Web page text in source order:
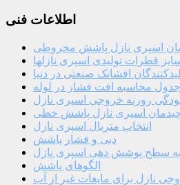
اطلاعات فنی
اسپری نازل پاشش مخروطی
قطرات تولیدی اسپری نازلها
افشانک صنعتی در دنیا
جدول محاسبه افت فشار در لوله
روزنه خروجی اسپری نازل
چیدمان اسپری نازل پاشش خطی
انتخاب متریال اسپری نازل
دبی و فشار پاشش
سطح پوشش دهی اسپری نازل
الگوهای پاشش
نازل برای مایعات غیر از آب